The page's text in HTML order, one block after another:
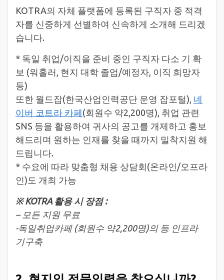
KOTRA의 자체 플랫폼에 등록된 구직자 중 적격
자를 신중하게 선별하여 신속하게 소개해 드리겠
습니다.
* 독일 취업/이직을 준비 중인 구직자 다소 기 확
보 (워홀러, 현지 대학 졸업/예정자, 이직 희망자
등)
또한 월드잡(한국산업인력공단 운영 잡포털), 네
이버 코트라 카페(회원수 약2,200명), 취업 관련
SNS 등을 활용하여 귀사의 공고를 개제하고 홍보
해드리며 원하는 인재를 찾을 때까지 밀착지원 해
드립니다.
* 수요에 따라 맞춤형 채용 상담회(온라인/오프라
인)도 개최 가능
※ KOTRA 활용 시 장점 :
– 모든 지원 무료
-독일취업카페 (회원수 약2,200명)의 등 인프라
기구축